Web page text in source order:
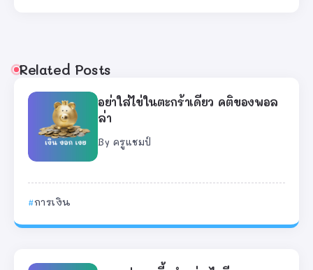
Related Posts
อย่าใส่ไข่ในตะกร้าเดียว คติของพอล
ล่า
By ครูแชมป์
การเงิน